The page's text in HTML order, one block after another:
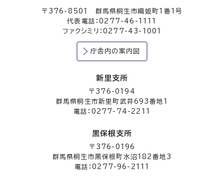
〒376-8501 群馬県桐生市織姫町1番1号
代表電話：0277-46-1111
ファクシミリ：0277-43-1001
庁舎内の案内図
新里支所
〒376-0194
群馬県桐生市新里町武井693番地1
電話：0277-74-2211
黒保根支所
〒376-0196
群馬県桐生市黒保根町水沼182番地3
電話：0277-96-2111